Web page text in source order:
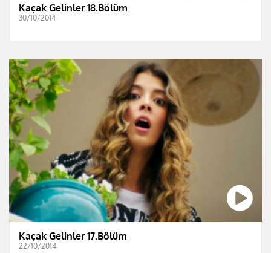
Kaçak Gelinler 18.Bölüm
30/10/2014
Kaçak Gelinler 17.Bölüm
22/10/2014